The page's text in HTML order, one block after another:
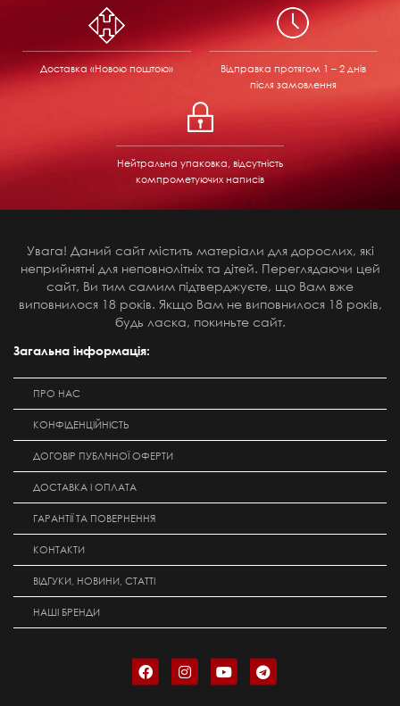
Доставка «Новою поштою» Відправка протягом 1 – 2 днів
після замовлення
Нейтральна упаковка, відсутність
компрометуючих написів
Увага! Даний сайт містить матеріали для дорослих, які
неприйнятні для неповнолітніх та дітей. Переглядаючи цей
сайт, Ви тим самим підтверджуєте, що Вам вже
виповнилося 18 років. Якщо Вам не виповнилося 18 років,
будь ласка, покиньте сайт.
Загальна інформація:
ПРО НАС
КОНФІДЕНЦІЙНІСТЬ
ДОГОВІР ПУБЛІЧНОЇ ОФЕРТИ
ДОСТАВКА І ОПЛАТА
ГАРАНТІЇ ТА ПОВЕРНЕННЯ
КОНТАКТИ
ВІДГУКИ, НОВИНИ, СТАТТІ
НАШІ БРЕНДИ